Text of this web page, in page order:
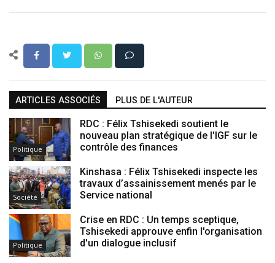
ARTICLES ASSOCIÉS PLUS DE L'AUTEUR
Politique
RDC : Félix Tshisekedi soutient le
nouveau plan stratégique de l'IGF sur le
contrôle des finances
Société
Kinshasa : Félix Tshisekedi inspecte les
travaux d’assainissement menés par le
Service national
Politique
Crise en RDC : Un temps sceptique,
Tshisekedi approuve enfin l'organisation
d'un dialogue inclusif